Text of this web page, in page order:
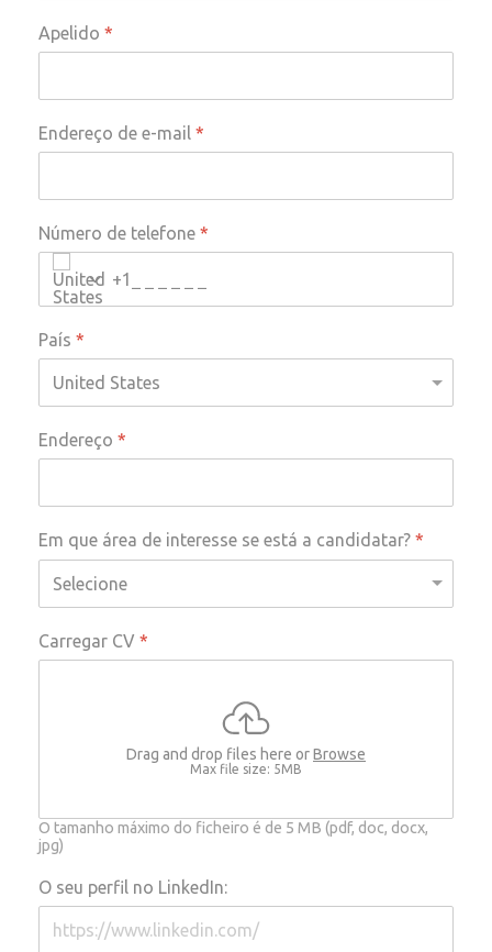
Apelido *
Endereço de e-mail *
Número de telefone *
+1
País *
Endereço *
Em que área de interesse se está a candidatar? *
Carregar CV *
Drag and drop files here orBrowse
Max file size: 5MB
O tamanho máximo do ficheiro é de 5 MB (pdf, doc, docx,
jpg)
O seu perfil no LinkedIn: